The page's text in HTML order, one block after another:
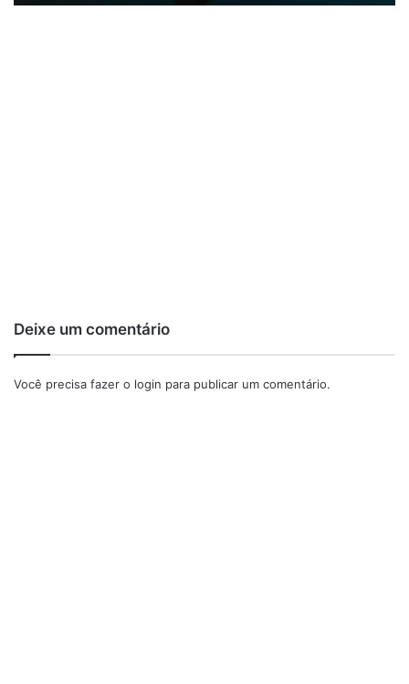
Deixe um comentário
Você precisa fazer o login para publicar um comentário.